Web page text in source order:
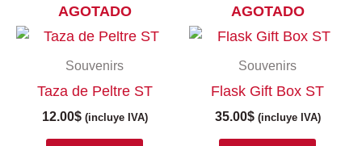
en
página
producto
en
página
AGOTADO
Souvenirs
Taza de Peltre ST
12.00$ (incluye IVA)
AGOTADO
Souvenirs
Flask Gift Box ST
35.00$ (incluye IVA)